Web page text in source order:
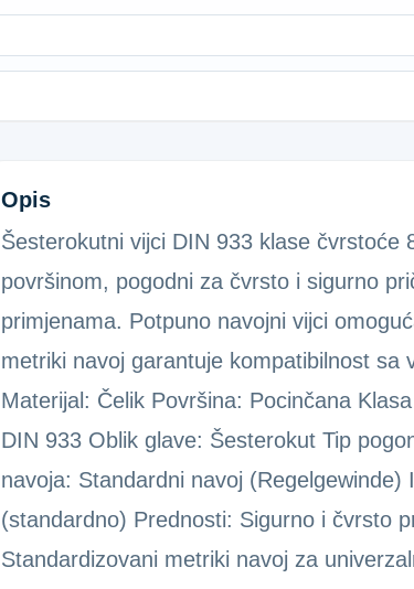
6KT-VIJAK 933 8.8 POC.6X12
Opis
Šesterokutni vijci DIN 933 klase čvrstoće
površinom, pogodni za čvrsto i sigurno
primjenama. Potpuno navojni vijci
metriki navoj garantuje kompatibilnost sa
Materijal: Čelik Površina: Pocinčana
DIN 933 Oblik glave: Šesterokut Tip
navoja: Standardni navoj
(standardno) Prednosti: Sigurno i čvrsto
Standardizovani metriki navoj za